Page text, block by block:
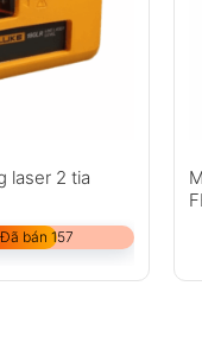
laser 2 tia
Đã bán 157